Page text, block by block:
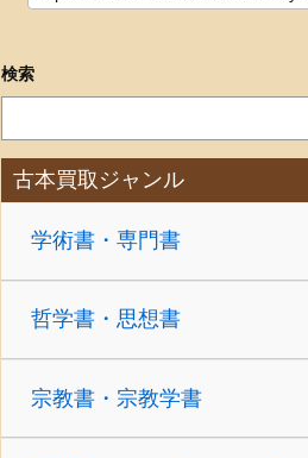
検索
古本買取ジャンル
学術書・専門書
哲学書・思想書
宗教書・宗教学書